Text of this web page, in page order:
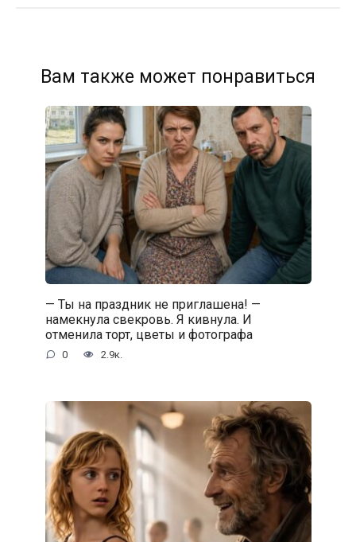
Вам также может понравиться
— Ты на праздник не приглашена! —
намекнула свекровь. Я кивнула. И
отменила торт, цветы и фотографа
0 2.9к.